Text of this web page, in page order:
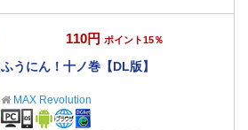
110円 ポイント15％
ふうにん！十ノ巻【DL版】
MAX Revolution